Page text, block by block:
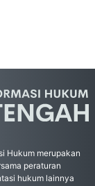
Hukum merupakan
peraturan
hukum lainnya